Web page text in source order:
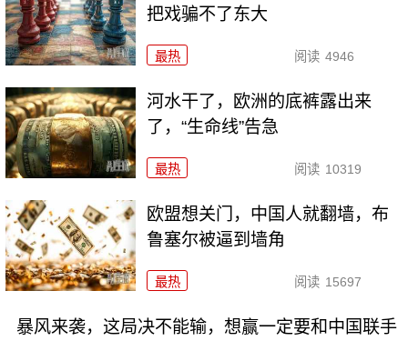
把戏骗不了东大
最热 阅读 4946
河水干了，欧洲的底裤露出来
了，“生命线”告急
最热 阅读 10319
欧盟想关门，中国人就翻墙，布
鲁塞尔被逼到墙角
最热 阅读 15697
暴风来袭，这局决不能输，想赢一定要和中国联手